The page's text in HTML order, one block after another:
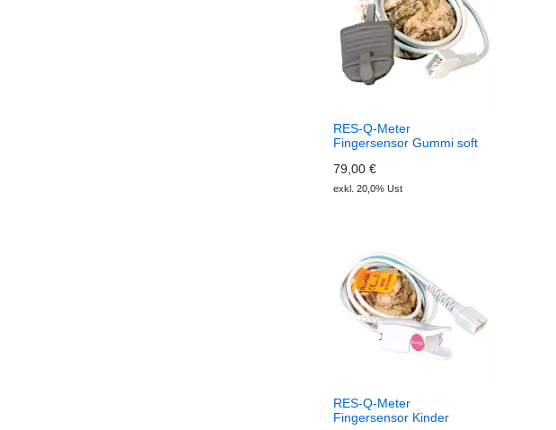
RES-Q-Meter
Fingersensor Gummi soft
79,00 €
exkl. 20,0% Ust
RES-Q-Meter
Fingersensor Kinder